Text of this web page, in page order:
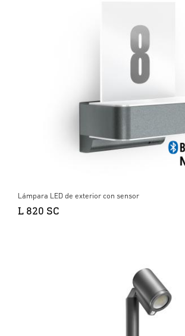
Lámpara LED de exterior con sensor
L 820 SC